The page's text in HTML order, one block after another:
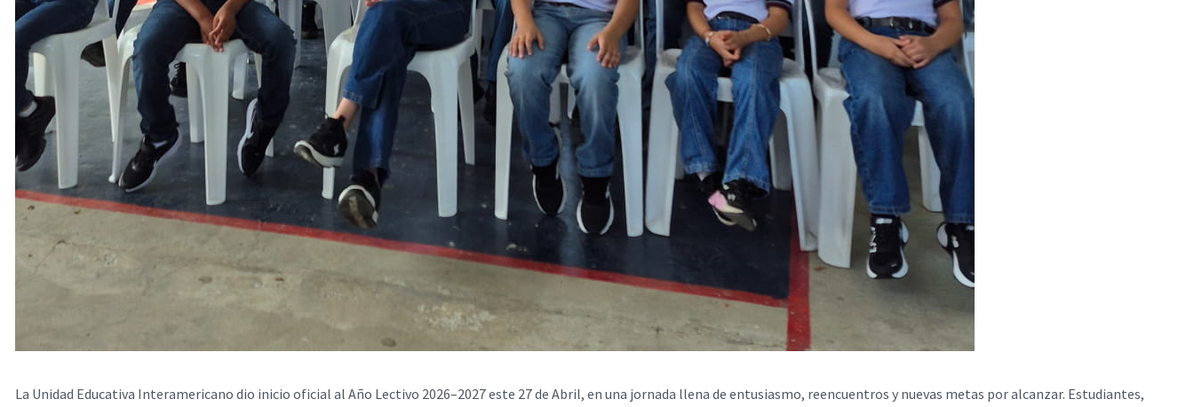
La Unidad Educativa Interamericano dio inicio oficial al Año Lectivo 2026–2027 este 27 de Abril, en una jornada llena de entusiasmo, reencuentros y nuevas metas por alcanzar. Estudiantes,